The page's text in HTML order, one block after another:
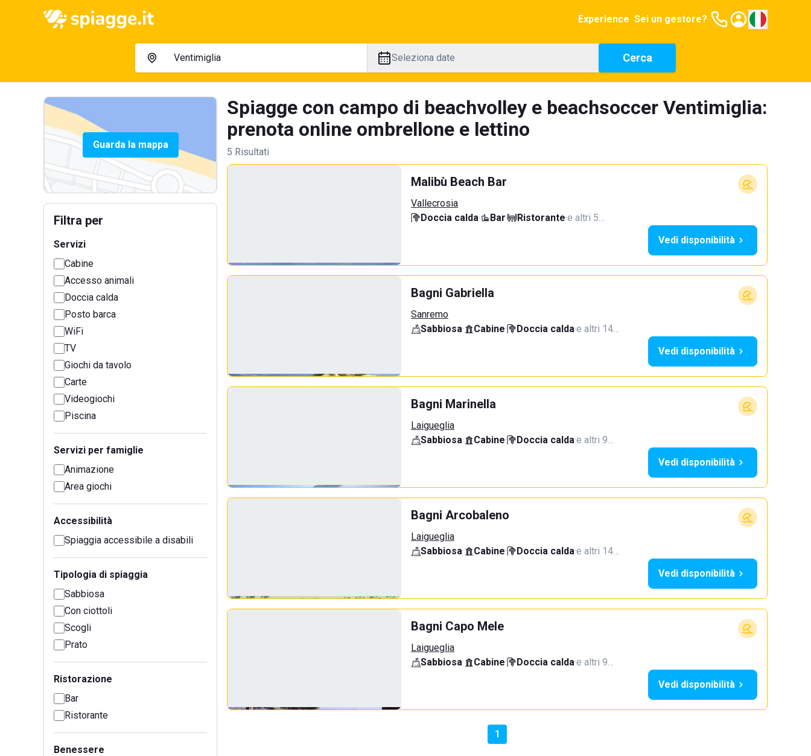
Experience Sei un gestore?
Seleziona date Cerca
Guarda la mappa
Filtra per
Servizi
Cabine
Accesso animali
Doccia calda
Posto barca
WiFi
TV
Giochi da tavolo
Carte
Videogiochi
Piscina
Servizi per famiglie
Animazione
Area giochi
Accessibilità
Spiaggia accessibile a disabili
Tipologia di spiaggia
Sabbiosa
Con ciottoli
Scogli
Prato
Ristorazione
Bar
Ristorante
Benessere
Spiagge con campo di beachvolley e beachsoccer Ventimiglia:
prenota online ombrellone e lettino
5 Risultati
Malibù Beach Bar
Vallecrosia
Doccia calda· Bar· Ristorante·e altri 5…
Vedi disponibilità
Bagni Gabriella
Sanremo
Sabbiosa· Cabine· Doccia calda·e altri 14…
Vedi disponibilità
Bagni Marinella
Laigueglia
Sabbiosa· Cabine· Doccia calda·e altri 9…
Vedi disponibilità
Bagni Arcobaleno
Laigueglia
Sabbiosa· Cabine· Doccia calda·e altri 14…
Vedi disponibilità
Bagni Capo Mele
Laigueglia
Sabbiosa· Cabine· Doccia calda·e altri 9…
Vedi disponibilità
1